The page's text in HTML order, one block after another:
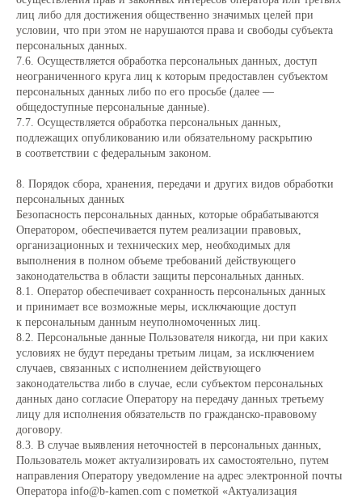
лиц либо для достижения общественно значимых целей при
условии, что при этом не нарушаются права и свободы субъекта
персональных данных.
7.6. Осуществляется обработка персональных данных, доступ
неограниченного круга лиц к которым предоставлен субъектом
персональных данных либо по его просьбе (далее —
общедоступные персональные данные).
7.7. Осуществляется обработка персональных данных,
подлежащих опубликованию или обязательному раскрытию
в соответствии с федеральным законом.
8. Порядок сбора, хранения, передачи и других видов обработки
персональных данных
Безопасность персональных данных, которые обрабатываются
Оператором, обеспечивается путем реализации правовых,
организационных и технических мер, необходимых для
выполнения в полном объеме требований действующего
законодательства в области защиты персональных данных.
8.1. Оператор обеспечивает сохранность персональных данных
и принимает все возможные меры, исключающие доступ
к персональным данным неуполномоченных лиц.
8.2. Персональные данные Пользователя никогда, ни при каких
условиях не будут переданы третьим лицам, за исключением
случаев, связанных с исполнением действующего
законодательства либо в случае, если субъектом персональных
данных дано согласие Оператору на передачу данных третьему
лицу для исполнения обязательств по гражданско-правовому
договору.
8.3. В случае выявления неточностей в персональных данных,
Пользователь может актуализировать их самостоятельно, путем
направления Оператору уведомление на адрес электронной почты
Оператора info@b-kamen.com с пометкой «Актуализация